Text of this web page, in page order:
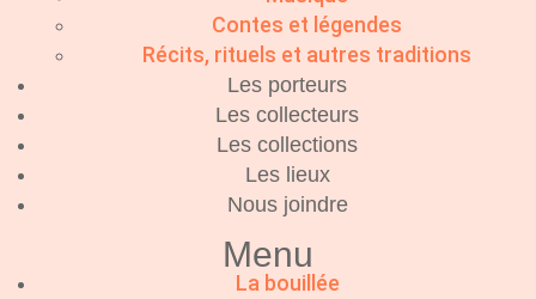
Contes et légendes
Récits, rituels et autres traditions
Les porteurs
Les collecteurs
Les collections
Les lieux
Nous joindre
Menu
La bouillée